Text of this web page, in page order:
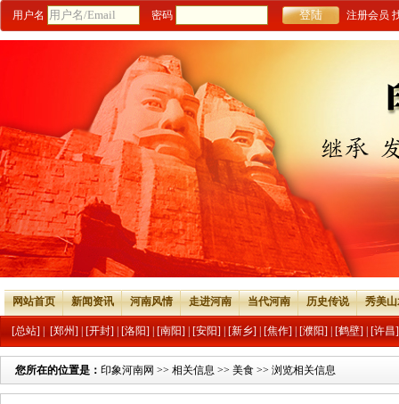
用户名 密码 注册会员
网站首页 新闻资讯 河南风情 走进河南 当代河南 历史传说 秀美
[总站] [郑州] [开封] [洛阳] [南阳] [安阳] [新乡] [焦作] [濮阳] [鹤壁] [许昌]
您所在的位置是： 印象河南网 >> 相关信息 >> 美食 >> 浏览相关信息